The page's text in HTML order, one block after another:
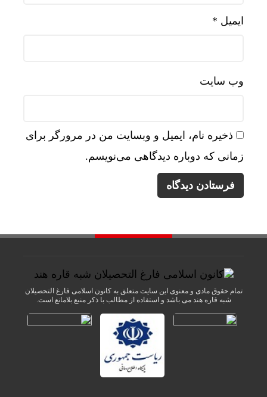
ایمیل *
وب‌ سایت
ذخیره نام، ایمیل و وبسایت من در مرورگر برای
زمانی که دوباره دیدگاهی می‌نویسم.
تمام حقوق مادی و معنوی این سایت متعلق به کانون اسلامی فارغ التحصیلان
شبه قاره هند می باشد و استفاده از مطالب با ذکر منبع بلامانع است.